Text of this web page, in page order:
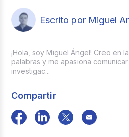
Escrito por Miguel
¡Hola, soy Miguel Ángel! Creo en
palabras y me apasiona
investigac...
Compartir